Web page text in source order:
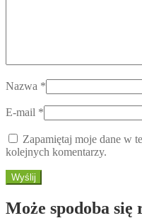
Nazwa *
E-mail *
Zapamiętaj moje dane w
kolejnych komentarzy.
Może spodoba